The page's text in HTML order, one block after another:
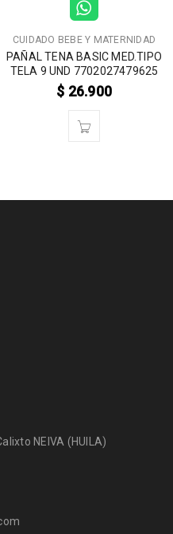
CUIDADO BEBE Y MATERNIDAD
PAÑAL TENA BASIC MED.TIPO
TELA 9 UND 7702027479625
$ 26.900
NEIVA (HUILA)